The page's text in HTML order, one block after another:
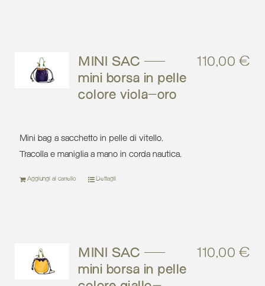
MINI SAC –
mini borsa in pelle
colore viola-oro
110,00€
Mini bag a sacchetto in pelle di vitello.
Tracolla e maniglia a mano in corda nautica.
Aggiungi al carrello Dettagli
MINI SAC –
mini borsa in pelle
110,00€